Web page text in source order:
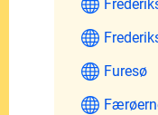
Furesø